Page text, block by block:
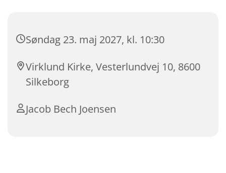
Søndag 23. maj 2027, kl. 10:30
Virklund Kirke, Vesterlundvej 10, 8600
Silkeborg
Jacob Bech Joensen